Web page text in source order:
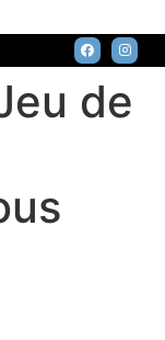
de